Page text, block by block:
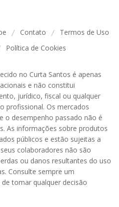
/ Contato / Termos de Uso
Política de Cookies
no Curta Santos é apenas
e não constitui
jurídico, fiscal ou qualquer
profissional. Os mercados
o desempenho passado não é
As informações sobre produtos
públicos e estão sujeitas a
colaboradores não são
ou danos resultantes do uso
Consulte sempre um
tomar qualquer decisão